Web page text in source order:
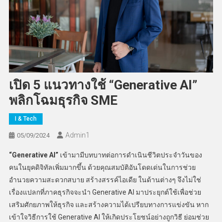
เปิด 5 แนวทางใช้ “Generative AI”
พลิกโฉมธุรกิจ SME
I & Tech
05/09/2024 Admin​1
“Generative AI” เข้ามามีบทบาทต่อการดำเนินชีวิตประจำวันของ
คนในยุคดิจิทัลเพิ่มมากขึ้น ด้วยคุณสมบัติอันโดดเด่นในการช่วย
อำนวยความสะดวกสบาย สร้างสรรค์ไอเดีย ในด้านต่างๆ จึงไม่ใช่
เรื่องแปลกที่ภาคธุรกิจจะนำ Generative AI มาประยุกต์ใช้เพื่อช่วย
เสริมศักยภาพให้ธุรกิจ และสร้างความได้เปรียบทางการแข่งขัน หาก
เข้าใจวิธีการใช้ Generative AI ให้เกิดประโยชน์อย่างถูกวิธี ย่อมช่วย